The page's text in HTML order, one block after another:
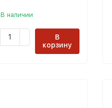
В наличии
В
корзину